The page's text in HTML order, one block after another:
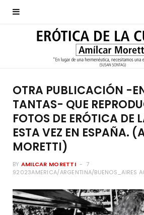
OTRA PUBLICACIÓN -
TANTAS- QUE
FOTOS DE ERÓTICA DE
ESTA VEZ EN ESPAÑA.
MORETTI)
BY AMILCAR MORETTI
7
92023AMERICA/ARGENTINA/BUENOS_AIRES